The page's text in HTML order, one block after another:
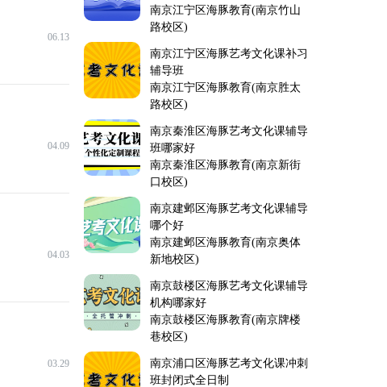
06.13
04.09
04.03
03.29
南京江宁区海豚教育(南京竹山
路校区)
南京江宁区海豚艺考文化课补习
辅导班
南京江宁区海豚教育(南京胜太
路校区)
南京秦淮区海豚艺考文化课辅导
班哪家好
南京秦淮区海豚教育(南京新街
口校区)
南京建邺区海豚艺考文化课辅导
哪个好
南京建邺区海豚教育(南京奥体
新地校区)
南京鼓楼区海豚艺考文化课辅导
机构哪家好
南京鼓楼区海豚教育(南京牌楼
巷校区)
南京浦口区海豚艺考文化课冲刺
班封闭式全日制